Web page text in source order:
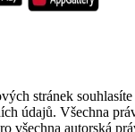
stránek
údajů. Všechna
všechna autorská